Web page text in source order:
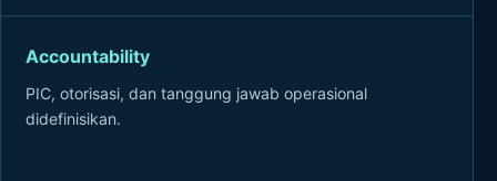
Accountability
PIC, otorisasi, dan tanggung jawab operasional
didefinisikan.